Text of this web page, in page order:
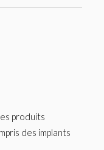
produits
des implants